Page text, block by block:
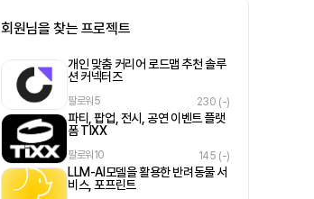
회원님을 찾는 프로젝트
개인 맞춤 커리어 로드맵 추천 솔루
션 커넥터즈
팔로워5 230 (-)
파티, 팝업, 전시, 공연 이벤트 플랫
폼 TIXX
팔로워10 145 (-)
LLM-AI모델을 활용한 반려동물 서
비스, 포프린트